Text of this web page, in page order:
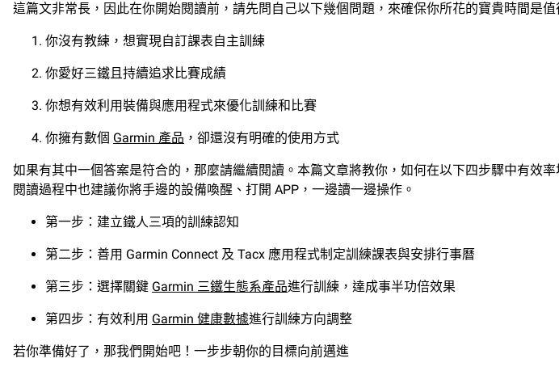
這篇文非常長，因此在你開始閱讀前，請先問自己以下幾個問題，來確保你所花的寶貴時間是值
你沒有教練，想實現自訂課表自主訓練
你愛好三鐵且持續追求比賽成績
你想有效利用裝備與應用程式來優化訓練和比賽
你擁有數個 Garmin 產品 ，卻還沒有明確的使用方式
如果有其中一個答案是符合的，那麼請繼續閱讀。本篇文章將教你，如何在以下四步驟中有效
閱讀過程中也建議你將手邊的設備喚醒、打開 APP，一邊讀一邊操作。
第一步：建立鐵人三項的訓練認知
第二步：善用 Garmin Connect 及 Tacx 應用程式制定訓練課表與安排行事曆
第三步：選擇關鍵 Garmin 三鐵生態系產品進行訓練，達成事半功倍效果
第四步：有效利用 Garmin 健康數據進行訓練方向調整
若你準備好了，那我們開始吧！一步步朝你的目標向前邁進